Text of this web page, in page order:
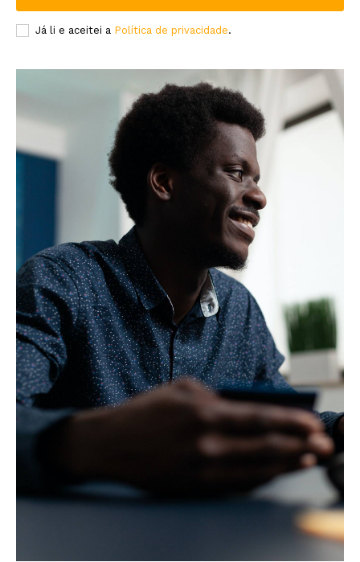
Já li e aceitei a Política de privacidade.